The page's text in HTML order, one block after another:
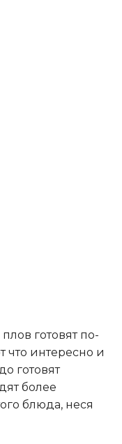
готовят по-
что интересно и
готовят
более
блюда, неся